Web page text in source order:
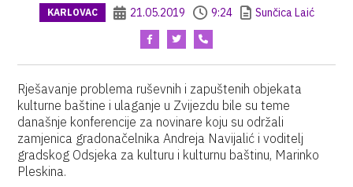
KARLOVAC 21.05.2019 9:24 Sunčica Laić
Rješavanje problema ruševnih i zapuštenih objekata
kulturne baštine i ulaganje u Zvijezdu bile su teme
današnje konferencije za novinare koju su održali
zamjenica gradonačelnika Andreja Navijalić i voditelj
gradskog Odsjeka za kulturu i kulturnu baštinu, Marinko
Pleskina.